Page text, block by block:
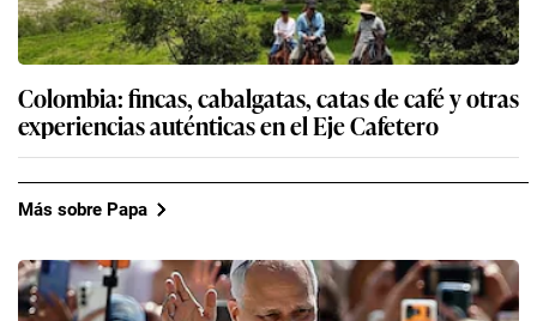
Colombia: fincas, cabalgatas, catas de café y otras
experiencias auténticas en el Eje Cafetero
Más sobre Papa